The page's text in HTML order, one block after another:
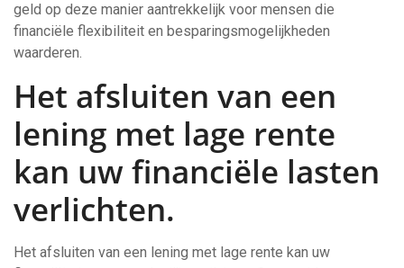
geld op deze manier aantrekkelijk voor mensen die
financiële flexibiliteit en besparingsmogelijkheden
waarderen.
Het afsluiten van een
lening met lage rente
kan uw financiële lasten
verlichten.
Het afsluiten van een lening met lage rente kan uw